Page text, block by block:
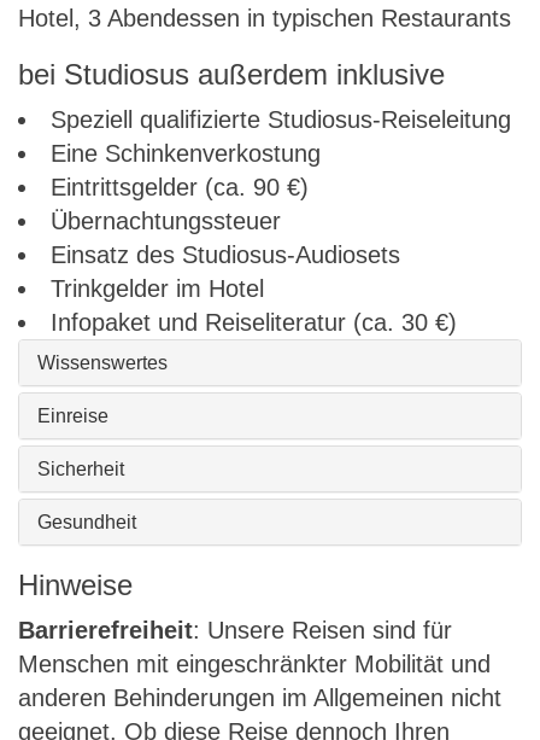
Hotel, 3 Abendessen in typischen Restaurants
bei Studiosus außerdem inklusive
Speziell qualifizierte Studiosus-Reiseleitung
Eine Schinkenverkostung
Eintrittsgelder (ca. 90 €)
Übernachtungssteuer
Einsatz des Studiosus-Audiosets
Trinkgelder im Hotel
Infopaket und Reiseliteratur (ca. 30 €)
Wissenswertes
Einreise
Sicherheit
Gesundheit
Hinweise
Barrierefreiheit: Unsere Reisen sind für
Menschen mit eingeschränkter Mobilität und
anderen Behinderungen im Allgemeinen nicht
geeignet. Ob diese Reise dennoch Ihren